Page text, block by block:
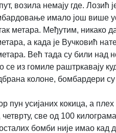
возила немају где. Лозић
имало још више
метара. Међутим, никако
а када је Вучковић
Већ тада су били
из гомиле раштркавају
колоне, бомбардери
пун усијаних кокица, а
све од 100
бомби није имао кад